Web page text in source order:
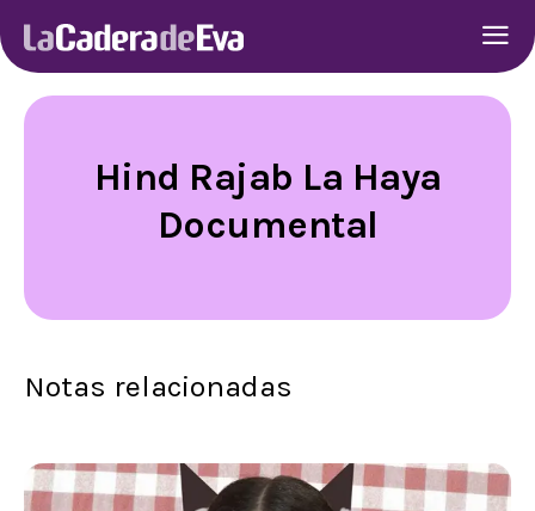
Hind Rajab La Haya
Documental
Notas relacionadas